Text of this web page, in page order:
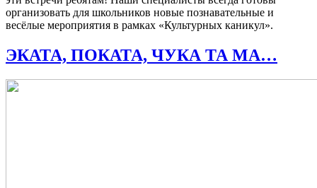
организовать для школьников новые познавательные и
весёлые мероприятия в рамках «Культурных каникул».
ЭКАТА, ПОКАТА, ЧУКА ТА МА…